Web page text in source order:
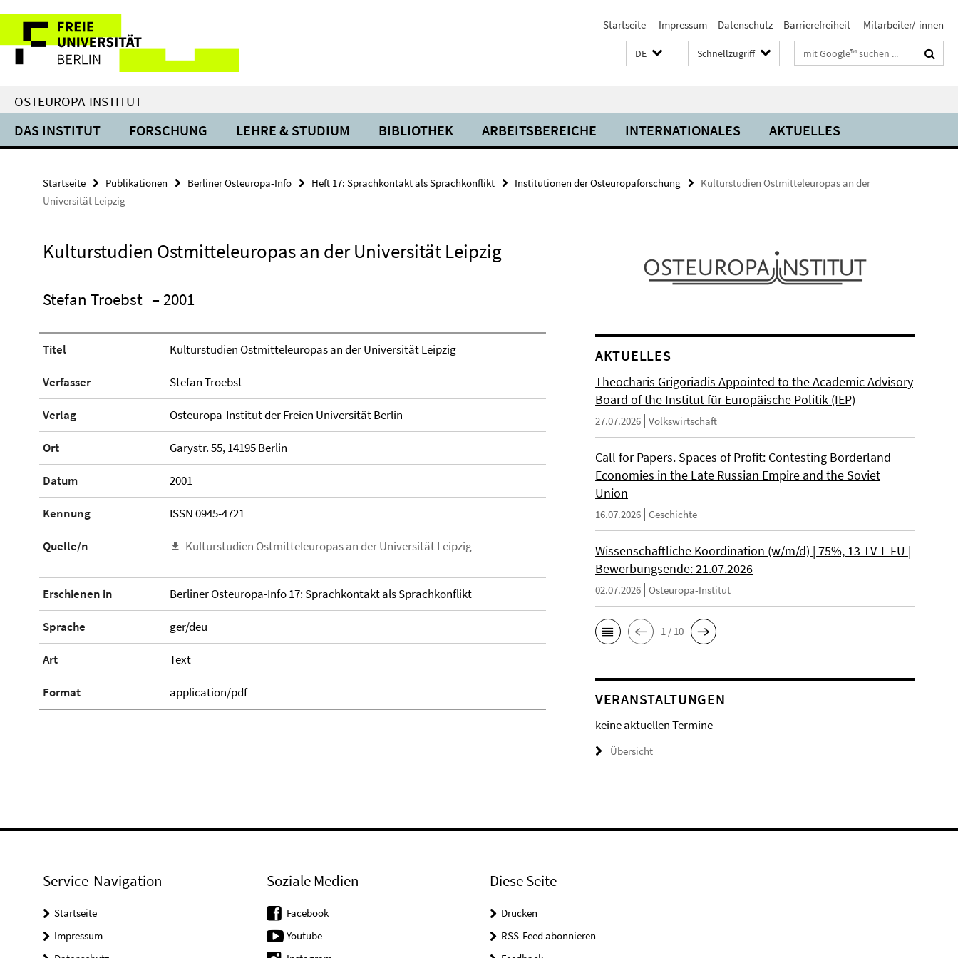
direkt
zu
Inhalt
Service-
Navigation
Startseite Impressum Datenschutz Barrierefreiheit Mitarbeiter/-innen
DE Schnellzugriff Suchbegriffe
OSTEUROPA-INSTITUT
DAS INSTITUT FORSCHUNG LEHRE & STUDIUM BIBLIOTHEK ARBEITSBEREICHE INTERNATIONALES AKTUELLES
Startseite Publikationen Berliner Osteuropa-Info Heft 17: Sprachkontakt als Sprachkonflikt Institutionen der Osteuropaforschung
Kulturstudien Ostmitteleuropas an der
Universität Leipzig
Kulturstudien Ostmitteleuropas an der Universität Leipzig
Stefan Troebst – 2001
Titel Kulturstudien Ostmitteleuropas an der Universität Leipzig
Verfasser Stefan Troebst
Verlag Osteuropa-Institut der Freien Universität Berlin
Ort Garystr. 55, 14195 Berlin
Datum 2001
Kennung ISSN 0945-4721
Quelle/n Kulturstudien Ostmitteleuropas an der Universität Leipzig
Erschienen in Berliner Osteuropa-Info 17: Sprachkontakt als Sprachkonflikt
Sprache ger/deu
Art Text
Format application/pdf
AKTUELLES
Theocharis Grigoriadis Appointed to the Academic Advisory
Board of the Institut für Europäische Politik (IEP)
27.07.2026 Volkswirtschaft
Call for Papers. Spaces of Profit: Contesting Borderland
Economies in the Late Russian Empire and the Soviet
Union
16.07.2026 Geschichte
Wissenschaftliche Koordination (w/m/d) | 75%, 13 TV-L FU |
Bewerbungsende: 21.07.2026
02.07.2026 Osteuropa-Institut
1 / 10
VERANSTALTUNGEN
keine aktuellen Termine
Übersicht
Service-Navigation
Startseite
Impressum
Soziale Medien
Facebook
Youtube
Diese Seite
Drucken
RSS-Feed abonnieren